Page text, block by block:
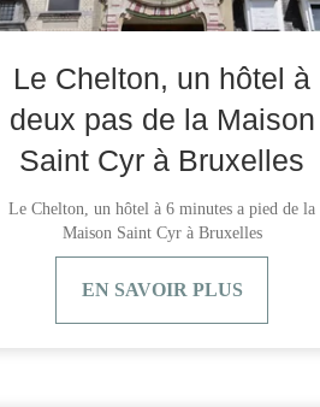
Le Chelton, un hôtel à
deux pas de la Maison
Saint Cyr à Bruxelles
Le Chelton, un hôtel à 6 minutes a pied de la
Maison Saint Cyr à Bruxelles
EN SAVOIR PLUS